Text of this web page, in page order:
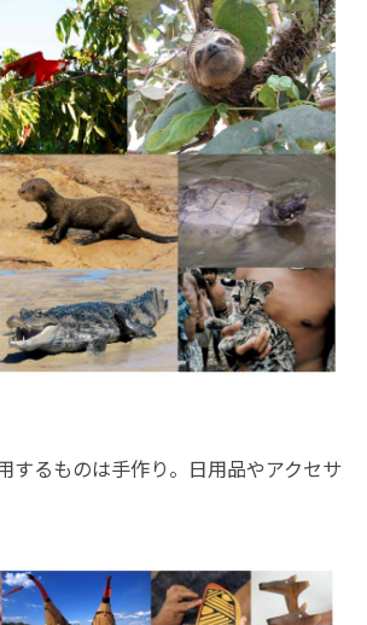
するものは手作り。日用品やアクセサ